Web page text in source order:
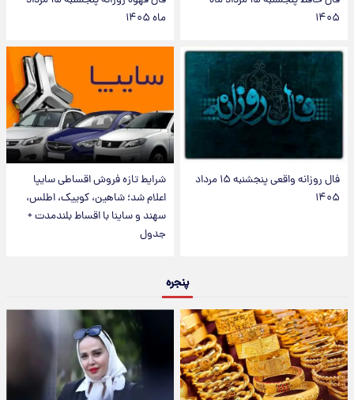
۱۴۰۵
ماه ۱۴۰۵
فال روزانه واقعی پنجشنبه ۱۵ مرداد
۱۴۰۵
شرایط تازه فروش اقساطی سایپا
اعلام شد؛ شاهین، کوییک، اطلس،
سهند و ساینا با اقساط بلندمدت +
جدول
پنجره